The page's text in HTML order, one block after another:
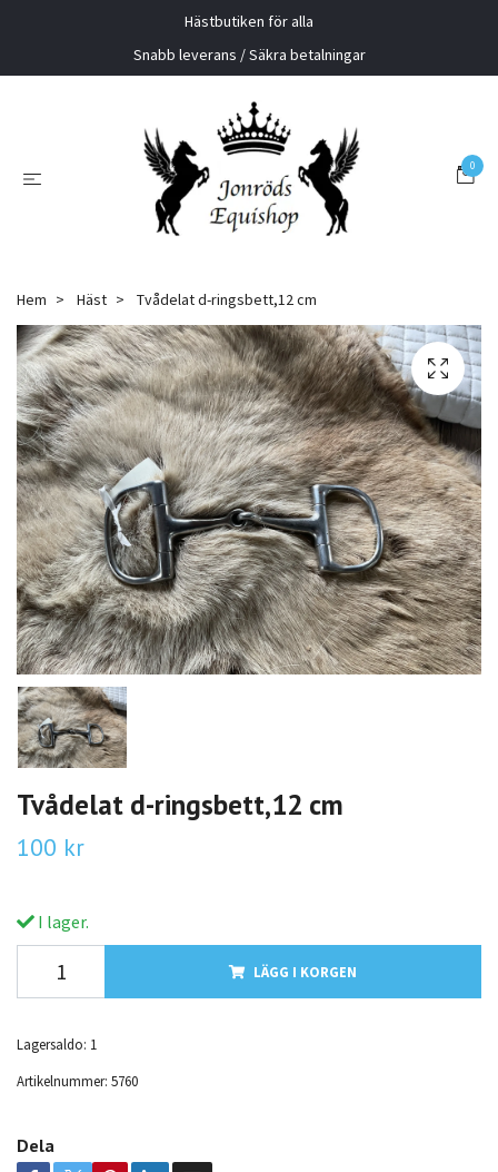
Hästbutiken för alla
Snabb leverans / Säkra betalningar
0
Hem Häst Tvådelat d-ringsbett,12 cm
Tvådelat d-ringsbett,12 cm
100 kr
I lager.
LÄGG I KORGEN
Lagersaldo: 1
Artikelnummer: 5760
Dela